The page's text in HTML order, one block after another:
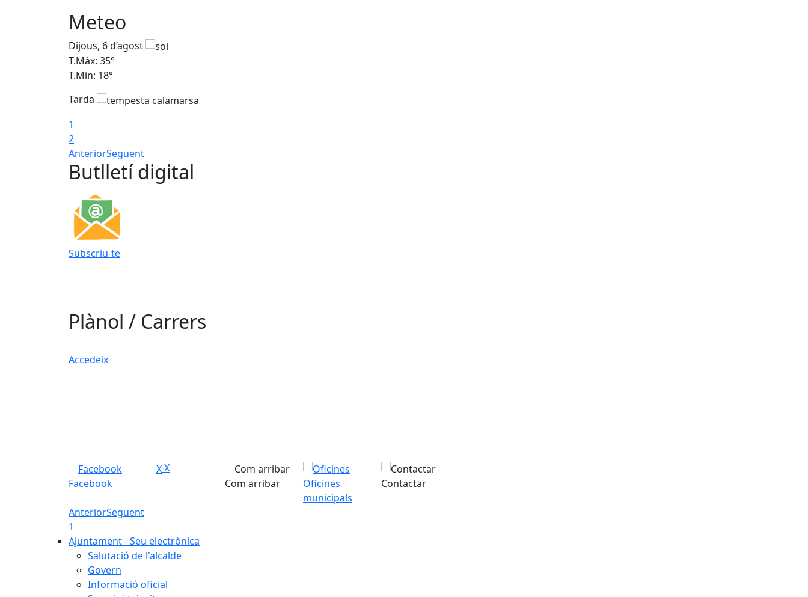
Meteo
Dijous, 6 d’agost
T.Màx: 35°
T.Min: 18°
Tarda
1
2
AnteriorSegüent
Butlletí digital
Subscriu-te
Plànol / Carrers
Accedeix
Facebook
X
Com arribar
Oficines
municipals
Contactar
AnteriorSegüent
1
Ajuntament - Seu electrònica
Salutació de l'alcalde
Govern
Informació oficial